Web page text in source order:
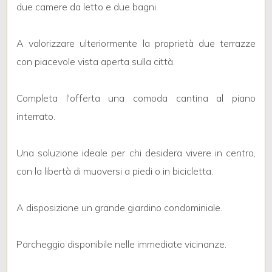
due camere da letto e due bagni.
A valorizzare ulteriormente la proprietà due terrazze
con piacevole vista aperta sulla città.
Completa l'offerta una comoda cantina al piano
interrato.
Una soluzione ideale per chi desidera vivere in centro,
con la libertà di muoversi a piedi o in bicicletta.
A disposizione un grande giardino condominiale.
Parcheggio disponibile nelle immediate vicinanze.
Qualsiasi
1
3
4